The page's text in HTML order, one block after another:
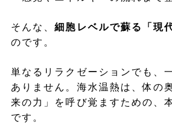
そんな、細胞レベルで蘇る「現
のです。
単なるリラクゼーションでも、
ありません。海水温熱は、体の
来の力」を呼び覚ますための、
です。